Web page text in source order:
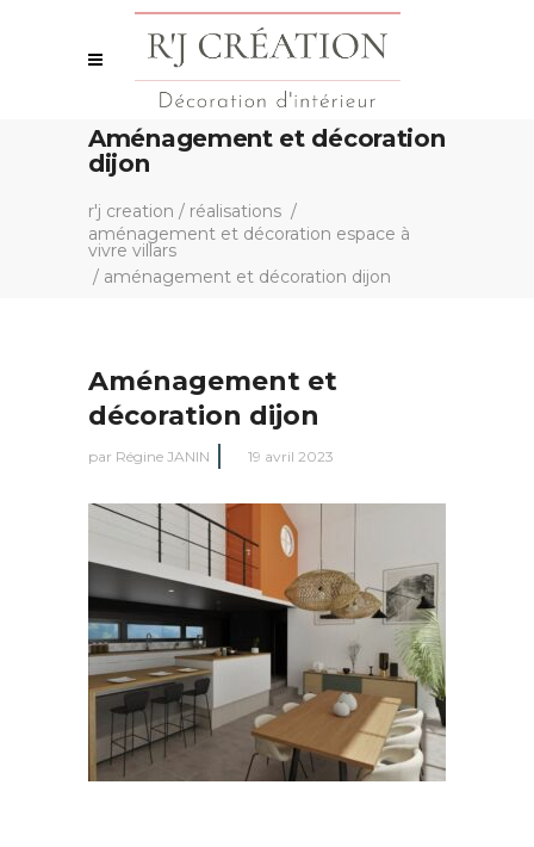
Aménagement et décoration
dijon
r'j creation / réalisations /
aménagement et décoration espace à
vivre villars
/ aménagement et décoration dijon
Aménagement et
décoration dijon
par Régine JANIN 19 avril 2023